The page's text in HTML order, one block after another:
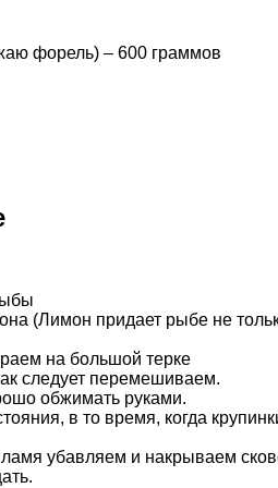
форель) – 600 граммов
(Лимон придает рыбе не
на большой терке
следует перемешиваем.
обжимать руками.
в то время, когда
убавляем и накрываем